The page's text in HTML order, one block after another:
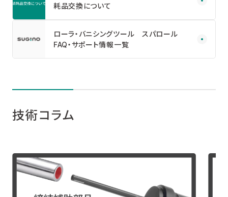
耗品交換について
ローラ・バニシングツール スパロール
FAQ・サポート情報一覧
技術コラム